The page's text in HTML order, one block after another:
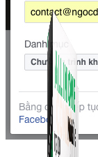
thoại.